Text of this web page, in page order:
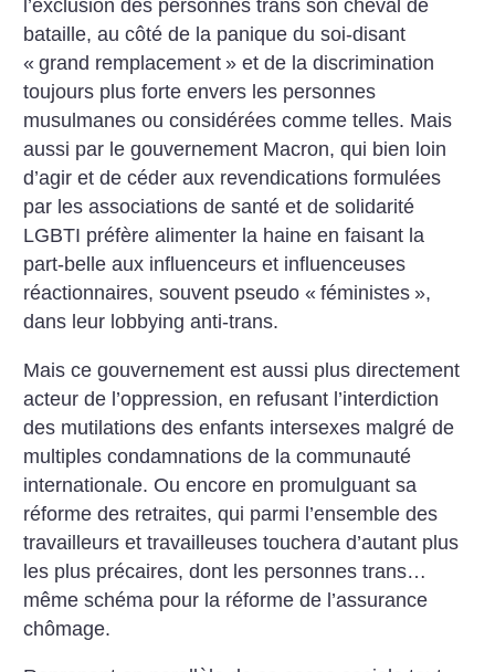
l’exclusion des personnes trans son cheval de
bataille, au côté de la panique du soi-disant
« grand remplacement » et de la discrimination
toujours plus forte envers les personnes
musulmanes ou considérées comme telles. Mais
aussi par le gouvernement Macron, qui bien loin
d’agir et de céder aux revendications formulées
par les associations de santé et de solidarité
LGBTI préfère alimenter la haine en faisant la
part-belle aux influenceurs et influenceuses
réactionnaires, souvent pseudo « féministes »,
dans leur lobbying anti-trans.
Mais ce gouvernement est aussi plus directement
acteur de l’oppression, en refusant l’interdiction
des mutilations des enfants intersexes malgré de
multiples condamnations de la communauté
internationale. Ou encore en promulguant sa
réforme des retraites, qui parmi l’ensemble des
travailleurs et travailleuses touchera d’autant plus
les plus précaires, dont les personnes trans…
même schéma pour la réforme de l’assurance
chômage.